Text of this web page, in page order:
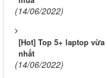
(14/06/2022)
[Hot] Top 5+ laptop
nhất
(14/06/2022)